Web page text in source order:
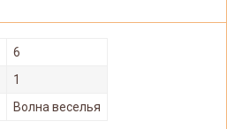
6
1
Волна веселья